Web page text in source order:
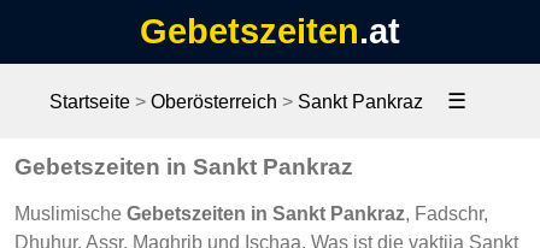
Gebetszeiten.at
Startseite > Oberösterreich > Sankt Pankraz ☰
Gebetszeiten in Sankt Pankraz
Muslimische Gebetszeiten in Sankt Pankraz, Fadschr,
Dhuhur, Assr, Maghrib und Ischaa. Was ist die vaktija Sankt